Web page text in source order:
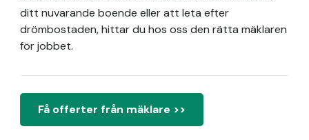
ditt nuvarande boende eller att leta efter
drömbostaden, hittar du hos oss den rätta mäklaren
för jobbet.
Få offerter från mäklare >>